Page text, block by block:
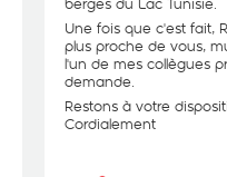
Une fois que c'est fait,
plus proche de vous,
l'un de mes collègues
demande.
Restons à votre
Cordialement